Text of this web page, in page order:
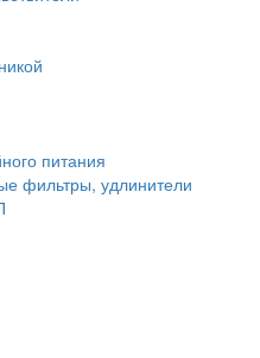
питания
фильтры, удлинители